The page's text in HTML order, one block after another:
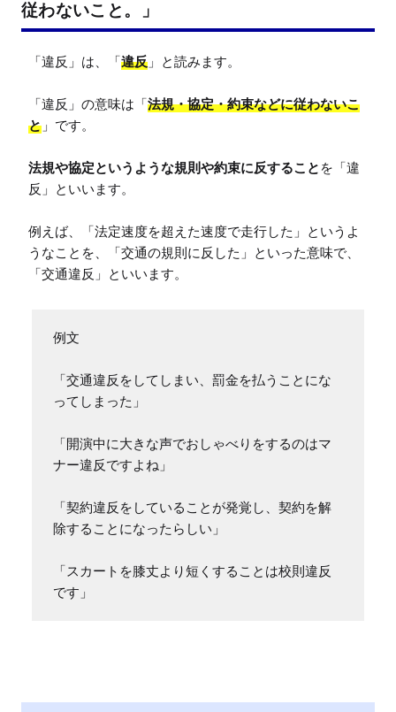
従わないこと。」
「違反」は、「違反 」と読みます。
「違反」の意味は「法規・協定・約束などに従わないこ
と 」です。
法規や協定というような規則や約束に反すること を「違
反」といいます。
例えば、「法定速度を超えた速度で走行した」というよ
うなことを、「交通の規則に反した」といった意味で、
「交通違反」といいます。
例文
「交通違反をしてしまい、罰金を払うことにな
ってしまった」
「開演中に大きな声でおしゃべりをするのはマ
ナー違反ですよね」
「契約違反をしていることが発覚し、契約を解
除することになったらしい」
「スカートを膝丈より短くすることは校則違反
です」